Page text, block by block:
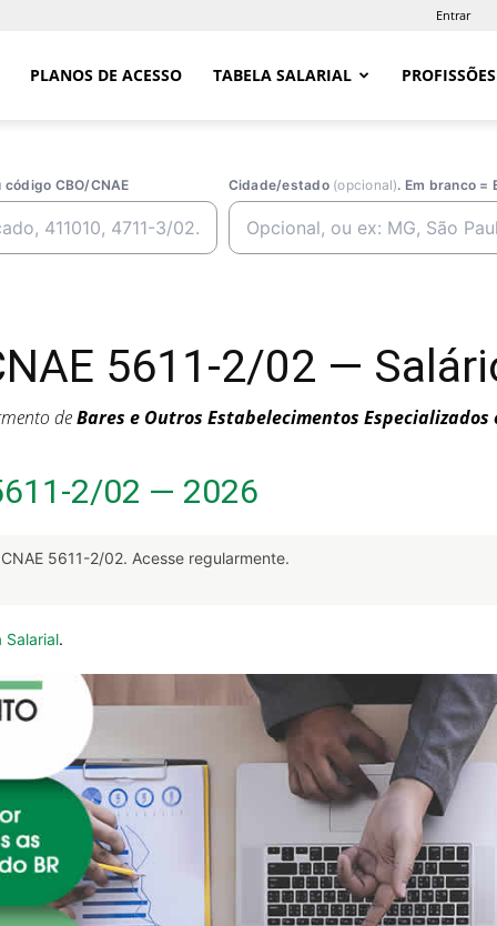
Entrar
PLANOS DE ACESSO TABELA SALARIAL PROFISSÕES
CBO/CNAE Cidade/estado (opcional). Em branco =
5611-2/02 —
deBares e Outros Estabelecimentos Especializados
2/02 — 2026
5611-2/02. Acesse regularmente.
Salarial.